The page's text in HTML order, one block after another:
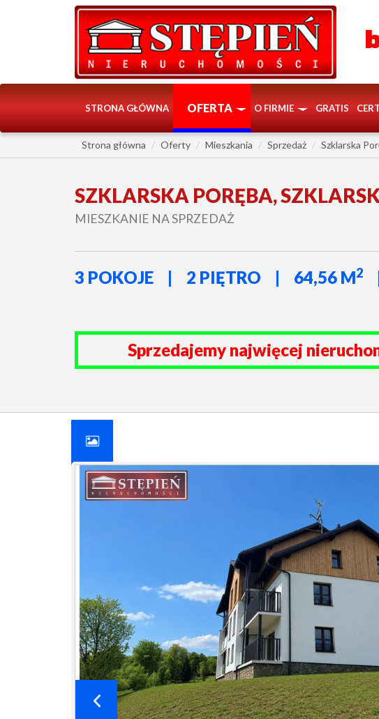
STRONA GŁÓWNA OFERTA O FIRMIE GRATIS
Strona główna Oferty Mieszkania Sprzedaż Szklarska
SZKLARSKA PORĘBA,
MIESZKANIE NA SPRZEDAŻ
3 POKOJE 2 PIĘTRO 64,56 M2
Sprzedajemy najwięcej